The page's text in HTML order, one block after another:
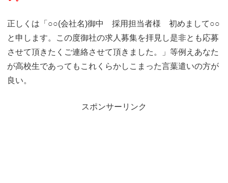
正しくは「○○(会社名)御中 採用担当者様 初めまして○○
と申します。この度御社の求人募集を拝見し是非とも応募
させて頂きたくご連絡させて頂きました。」等例えあなた
が高校生であってもこれくらかしこまった言葉遣いの方が
良い。
スポンサーリンク